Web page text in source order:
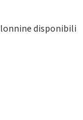
disponibili